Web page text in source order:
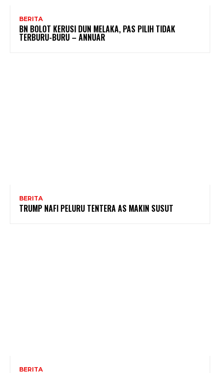
BERITA
BN BOLOT KERUSI DUN MELAKA, PAS PILIH TIDAK
TERBURU-BURU – ANNUAR
BERITA
TRUMP NAFI PELURU TENTERA AS MAKIN SUSUT
BERITA